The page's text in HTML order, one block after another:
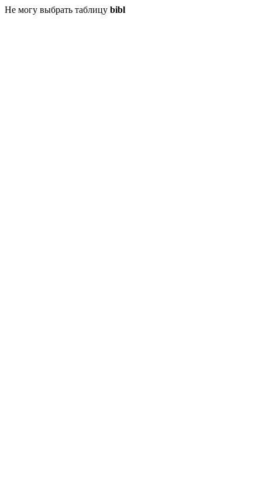
Не могу выбрать таблицу bibl